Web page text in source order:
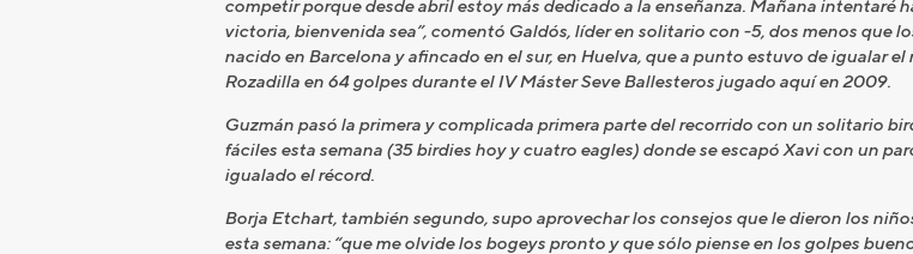
competir porque desde abril estoy más dedicado a la enseñanza. Mañana intentaré
victoria, bienvenida sea”, comentó Galdós, líder en solitario con -5, dos menos que
nacido en Barcelona y afincado en el sur, en Huelva, que a punto estuvo de igualar
Rozadilla en 64 golpes durante el IV Máster Seve Ballesteros jugado aquí en 2009.
Guzmán pasó la primera y complicada primera parte del recorrido con un solitario
fáciles esta semana (35 birdies hoy y cuatro eagles) donde se escapó Xavi con un
igualado el récord.
Borja Etchart, también segundo, supo aprovechar los consejos que le dieron los
esta semana: “que me olvide los bogeys pronto y que sólo piense en los golpes